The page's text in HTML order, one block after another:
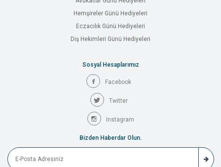
Hemşireler Günü Hediyeleri
Eczacılık Günü Hediyeleri
Diş Hekimleri Günü Hediyeleri
Sosyal Hesaplarımız
Facebook
Twitter
Instagram
Bizden Haberdar Olun.